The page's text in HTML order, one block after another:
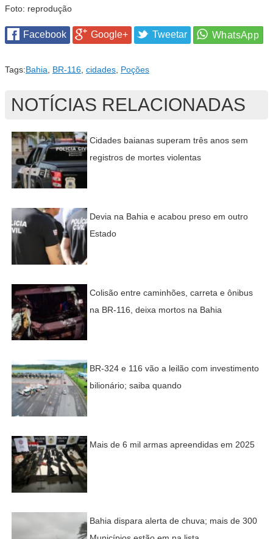
Foto: reprodução
Facebook Google+ Tweetar
Tags:Bahia, BR-116, cidades, Poções
NOTÍCIAS RELACIONADAS
Cidades baianas superam três anos sem
registros de mortes violentas
Devia na Bahia e acabou preso em outro
Estado
Colisão entre caminhões, carreta e ônibus
na BR-116, deixa mortos na Bahia
BR-324 e 116 vão a leilão com investimento
bilionário; saiba quando
Mais de 6 mil armas apreendidas em 2025
Bahia dispara alerta de chuva; mais de 300